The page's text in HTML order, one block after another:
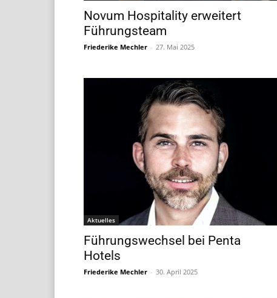
Novum Hospitality erweitert
Führungsteam
Friederike Mechler - 27. Mai 2025
Aktuelles
Führungswechsel bei Penta
Hotels
Friederike Mechler - 30. April 2025